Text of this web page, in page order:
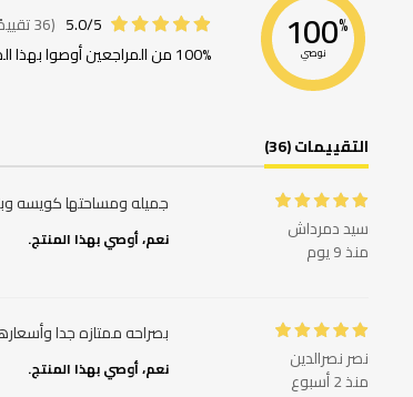
100%
نوصي
5.0/5 (36 تقييمًا (تقييمات))
100% من المراجعين أوصوا بهذا المنتج
التقييمات (36)
سيد دمرداش
منذ 9 يوم
جميله ومساحتها كويسه
نعم، أوصي بهذا المنتج.
نصر نصرالدين
منذ 2 أسبوع
بصراحه ممتازه جدا
نعم، أوصي بهذا المنتج.